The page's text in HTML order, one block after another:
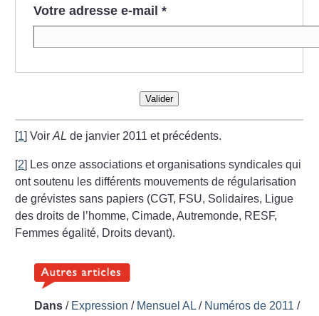
Votre adresse e-mail *
Valider
[1]VoirAL de janvier 2011 et précédents.
[2] Les onze associations et organisations syndicales qui
ont soutenu les différents mouvements de régularisation
de grévistes sans papiers (CGT, FSU, Solidaires, Ligue
des droits de l’homme, Cimade, Autremonde, RESF,
Femmes égalité, Droits devant).
Dans / Expression / Mensuel AL / Numéros de 2011 /